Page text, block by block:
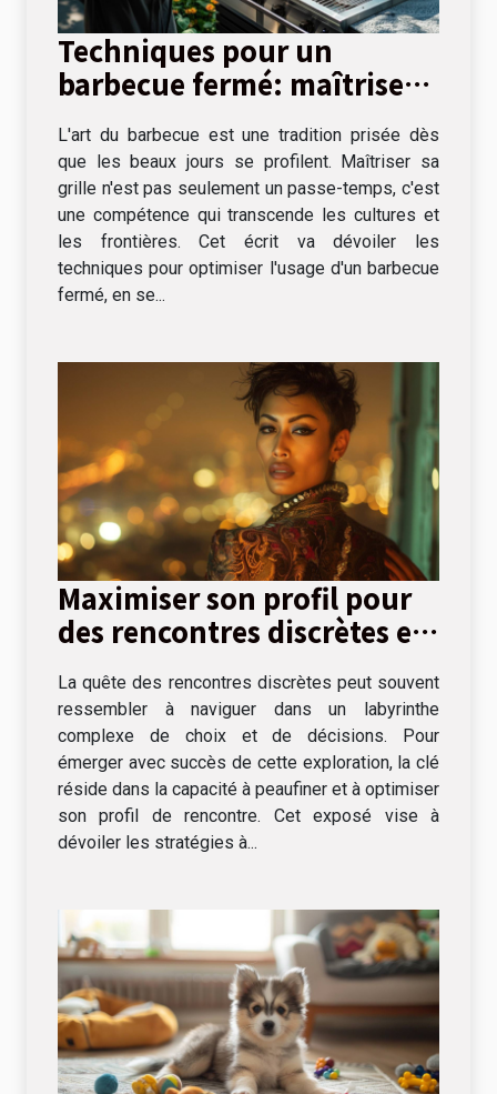
Techniques pour un
barbecue fermé: maîtriser
L'art du barbecue est une tradition prisée dès
que les beaux jours se profilent. Maîtriser sa
grille n'est pas seulement un passe-temps, c'est
une compétence qui transcende les cultures et
les frontières. Cet écrit va dévoiler les
techniques pour optimiser l'usage d'un barbecue
fermé, en se...
Maximiser son profil pour
des rencontres discrètes et
La quête des rencontres discrètes peut souvent
ressembler à naviguer dans un labyrinthe
complexe de choix et de décisions. Pour
émerger avec succès de cette exploration, la clé
réside dans la capacité à peaufiner et à optimiser
son profil de rencontre. Cet exposé vise à
dévoiler les stratégies à...